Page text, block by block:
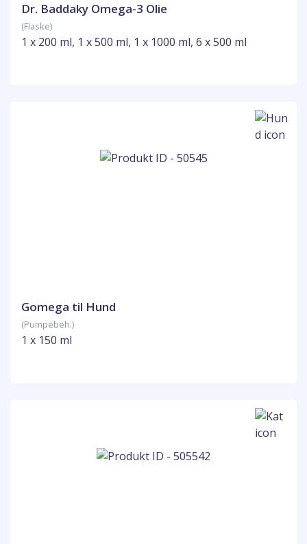
Dr. Baddaky Omega-3 Olie
(Flaske)
1 x 200 ml, 1 x 500 ml, 1 x 1000 ml, 6 x 500 ml
Gomega til Hund
(Pumpebeh.)
1 x 150 ml